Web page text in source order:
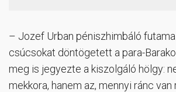
– Jozef Urban péniszhimbáló
csúcsokat döntögetett a para-
meg is jegyezte a kiszolgáló hölgy:
mekkora, hanem az, mennyi ránc van